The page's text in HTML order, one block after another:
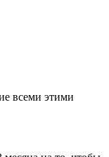
всеми этими